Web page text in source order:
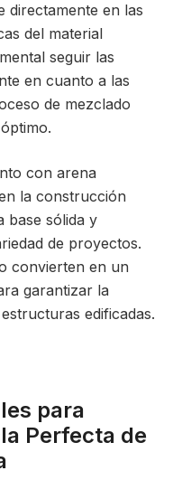
directamente en las
del material
seguir las
en cuanto a las
de mezclado
con arena
la construcción
base sólida y
de proyectos.
convierten en un
garantizar la
edificadas.
para
Perfecta de